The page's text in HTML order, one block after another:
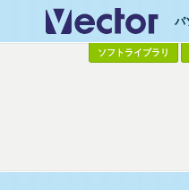
パ
ソフトライブラリ